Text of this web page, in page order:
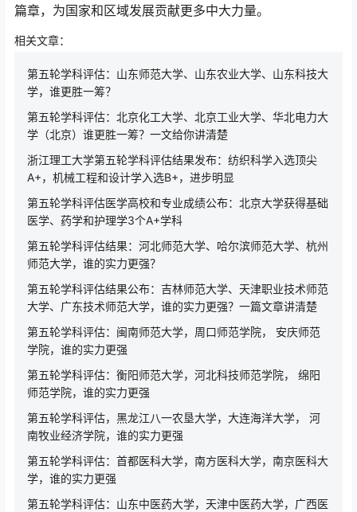
篇章，为国家和区域发展贡献更多中大力量。
相关文章：
第五轮学科评估：山东师范大学、山东农业大学、山东科技大
学，谁更胜一筹？
第五轮学科评估：北京化工大学、北京工业大学、华北电力大
学（北京）谁更胜一筹？一文给你讲清楚
浙江理工大学第五轮学科评估结果发布：纺织科学入选顶尖
A+，机械工程和设计学入选B+，进步明显
第五轮学科评估医学高校和专业成绩公布：北京大学获得基础
医学、药学和护理学3个A+学科
第五轮学科评估结果：河北师范大学、哈尔滨师范大学、杭州
师范大学，谁的实力更强？
第五轮学科评估结果公布：吉林师范大学、天津职业技术师范
大学、广东技术师范大学，谁的实力更强？一篇文章讲清楚
第五轮学科评估：闽南师范大学，周口师范学院， 安庆师范
学院，谁的实力更强
第五轮学科评估：衡阳师范大学，河北科技师范学院， 绵阳
师范学院，谁的实力更强
第五轮学科评估，黑龙江八一农垦大学，大连海洋大学， 河
南牧业经济学院，谁的实力更强
第五轮学科评估：首都医科大学，南方医科大学，南京医科大
学，谁的实力更强
第五轮学科评估：山东中医药大学，天津中医药大学，广西医